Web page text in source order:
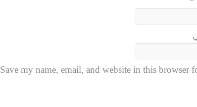
Save my name, email, and website in this browser